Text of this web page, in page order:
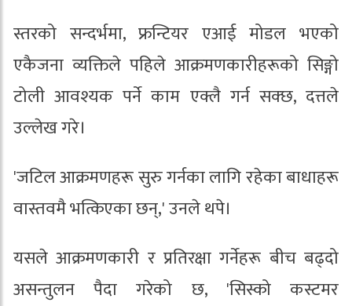
स्तरको सन्दर्भमा, फ्रन्टियर एआई मोडल भएको
एकैजना व्यक्तिले पहिले आक्रमणकारीहरूको सिङ्गो
टोली आवश्यक पर्ने काम एक्लै गर्न सक्छ, दत्तले
उल्लेख गरे।
'जटिल आक्रमणहरू सुरु गर्नका लागि रहेका बाधाहरू
वास्तवमै भत्किएका छन्,' उनले थपे।
यसले आक्रमणकारी र प्रतिरक्षा गर्नेहरू बीच बढ्दो
असन्तुलन पैदा गरेको छ, 'सिस्को कस्टमर